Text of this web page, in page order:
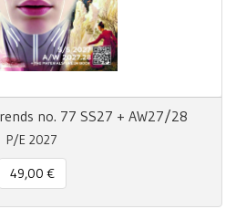
no. 77 SS27 + AW27/28
P/E 2027
49,00 €